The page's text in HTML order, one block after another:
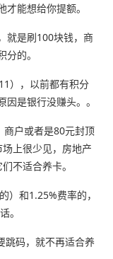
能想给你提额。
就是刷100块钱，商
的。
），以前都有积分
是银行没赚头。。
户或者是80元封顶
上很少见，房地产
不适合养卡。
和1.25%费率的，
。
跳码，就不再适合养